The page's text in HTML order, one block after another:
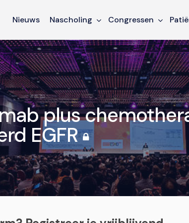
Nieuws Nascholing Congressen
plus
EGFR